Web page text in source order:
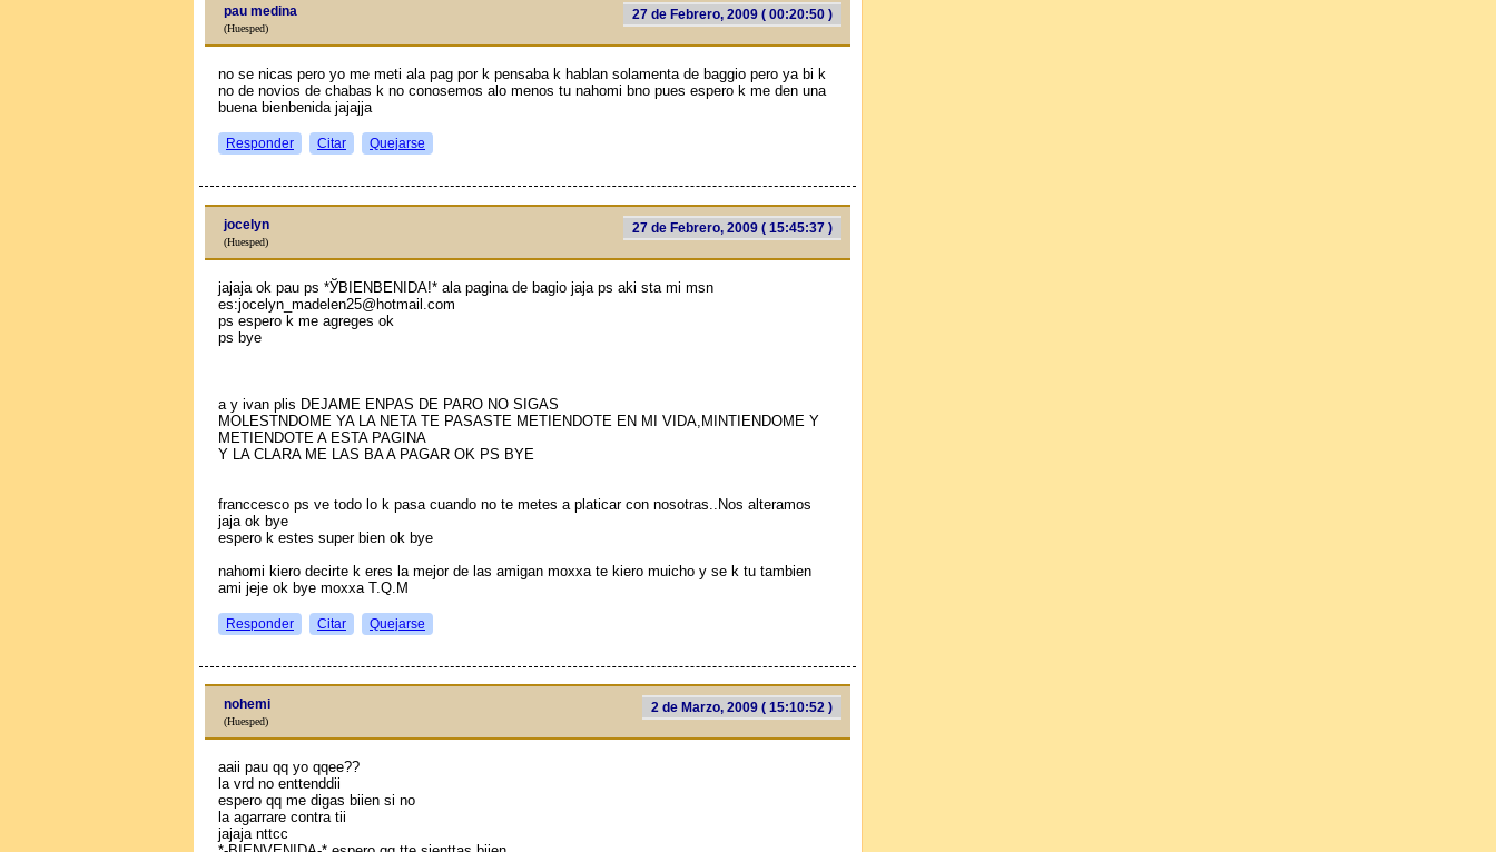
27 de Febrero, 2009 ( 00:20:50 )
pau medina
(Huesped)
no se niсas pero yo me meti ala pag por k pensaba k hablan solamenta de baggio pero ya bi k
no de novios de chabas k no conosemos alo menos tu nahomi bno pues espero k me den una
buena bienbenida jajajja
Responder Citar Quejarse
27 de Febrero, 2009 ( 15:45:37 )
jocelyn
(Huesped)
jajaja ok pau ps *ЎBIENBENIDA!* ala pagina de bagio jaja ps aki sta mi msn
es:jocelyn_madelen25@hotmail.com
ps espero k me agreges ok
ps bye
a y ivan plis DEJAME ENPAS DE PARO NO SIGAS
MOLESTNDOME YA LA NETA TE PASASTE METIENDOTE EN MI VIDA,MINTIENDOME Y
METIENDOTE A ESTA PAGINA
Y LA CLARA ME LAS BA A PAGAR OK PS BYE
franccesco ps ve todo lo k pasa cuando no te metes a platicar con nosotras..Nos alteramos
jaja ok bye
espero k estes super bien ok bye
nahomi kiero decirte k eres la mejor de las amigan moxxa te kiero muicho y se k tu tambien
ami jeje ok bye moxxa T.Q.M
Responder Citar Quejarse
2 de Marzo, 2009 ( 15:10:52 )
nohemi
(Huesped)
aaii pau qq yo qqee??
la vrd no enttenddii
espero qq me digas biien si no
la agarrare contra tii
jajaja nttcc